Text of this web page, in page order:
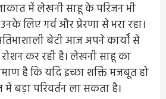
में लेखनी साहू के परिजन भी
लिए गर्व और प्रेरणा से भरा रहा।
बेटी आज अपने कार्यों से
कर रही है। लेखनी साहू का
है कि यदि इच्छा शक्ति मजबूत हो
बड़ा परिवर्तन ला सकता है।